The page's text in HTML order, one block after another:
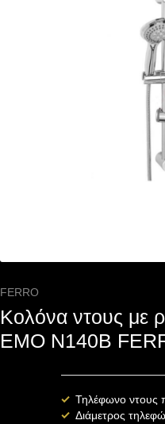
FERRO
Κολόνα ντους με
EMO N140B
Τηλέφωνο ντους
Διάμετρος